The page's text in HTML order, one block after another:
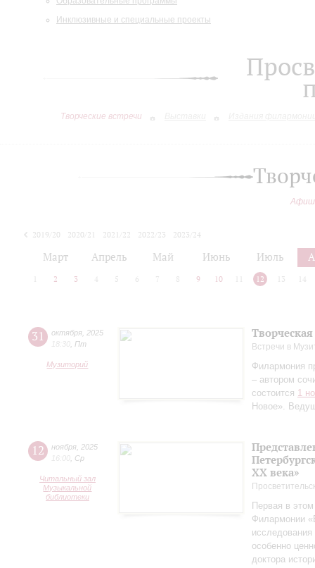
Инклюзивные и специальные проекты
Творческие встречи
2019/20 2020/21 2021/22 2022/23
2023/24
Март Апрель Май Июнь Июль
2 3 4 5 6 7 8 9 10 12 13 14
31 октября 2025
18:30 Пт
Музиторий
Встречи в
Филармония
– автором
состоится 1
Новое».
12 ноября 2025
16:00 Ср
Читальный зал
Музыкальной
библиотеки
ХХ века»
Первая в
Филармонии
особенно
доктора